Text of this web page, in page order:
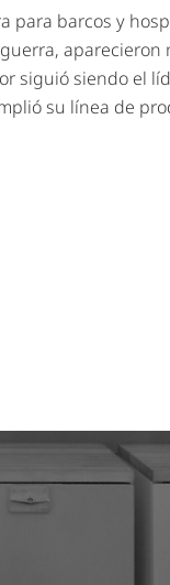
para barcos y
aparecieron
siguió siendo el
su línea de